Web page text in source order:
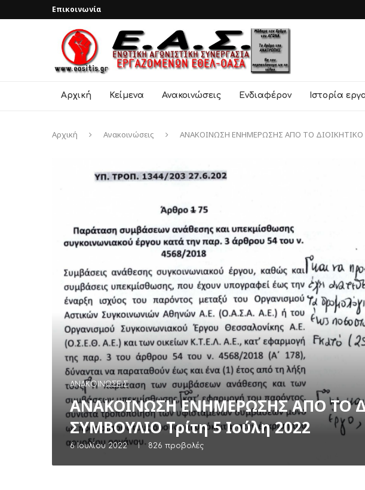
Επικοινωνία
Αρχική Κείμενα Ανακοινώσεις Ενδιαφέρον Ιστορία
Αρχική Ανακοινώσεις ΑΝΑΚΟΙΝΩΣΗ ΕΝΗΜΕΡΩΣΗΣ ΑΠΟ ΤΟ ΔΙΟΙΚΗΤΙΚΟ
ΑΝΑΚΟΙΝΏΣΕΙΣ
ΑΝΑΚΟΙΝΩΣΗ ΕΝΗΜΕΡΩΣΗΣ ΑΠΟ ΤΟ
ΣΥΜΒΟΥΛΙΟ Τρίτη 5 Ιούλη 2022
6 Ιουλίου 2022 826 προβολές